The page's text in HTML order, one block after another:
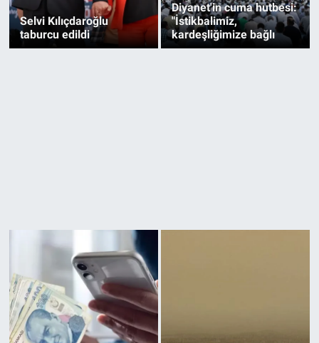
Selvi Kılıçdaroğlu
taburcu edildi
Diyanet'in cuma hutbesi:
"İstikbalimiz,
kardeşliğimize bağlı